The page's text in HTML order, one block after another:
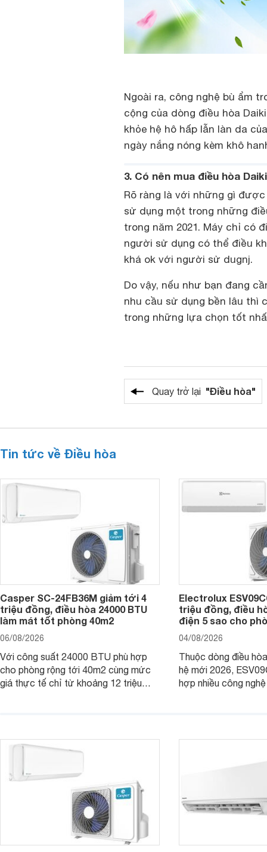
Ngoài ra, công nghệ bù ẩm
cộng của dòng điều hòa
khỏe hệ hô hấp lẫn làn da
ngày nắng nóng kèm khô
3. Có nên mua điều hòa
Rõ ràng là với những gì
sử dụng một trong những
trong năm 2021. Máy chỉ có
người sử dụng có thể điều
khá ok với người sử dugnj.
Do vậy, nếu như bạn đang
nhu cầu sử dụng bền lâu thì
trong những lựa chọn tốt
Quay trở lại "Điều hòa"
Tin tức về Điều hòa
Casper SC-24FB36M giảm tới 4
triệu đồng, điều hòa 24000 BTU
làm mát tốt phòng 40m2
06/08/2026
Với công suất 24000 BTU phù hợp
cho phòng rộng tới 40m2 cùng mức
giá thực tế chỉ từ khoảng 12 triệu
Electrolux
triệu đồng, điều
điện 5 sao cho
04/08/2026
Thuộc dòng điều
hệ mới 2026,
hợp nhiều công